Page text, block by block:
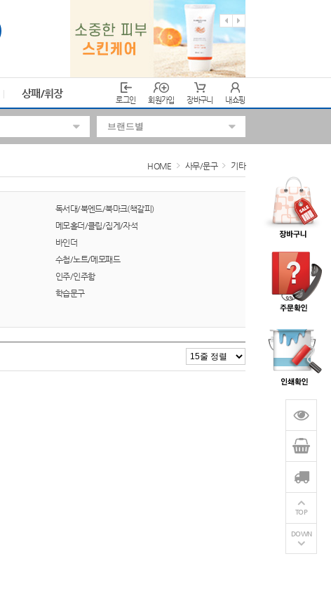
상패/휘장
로그인 회원가입 장바구니 내쇼핑
TOP
DOWN
HOME 사무/문구 기타
독서대/북엔드/북마크(책갈피)
메모홀더/클립/집게/자석
바인더
수첩/노트/메모패드
인주/인주함
학습문구